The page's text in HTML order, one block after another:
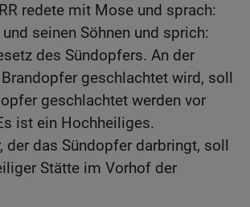
redete mit Mose und sprach:
seinen Söhnen und sprich:
des Sündopfers. An der
geschlachtet wird, soll
geschlachtet werden vor
ist ein Hochheiliges.
der das Sündopfer darbringt, soll
Stätte im Vorhof der